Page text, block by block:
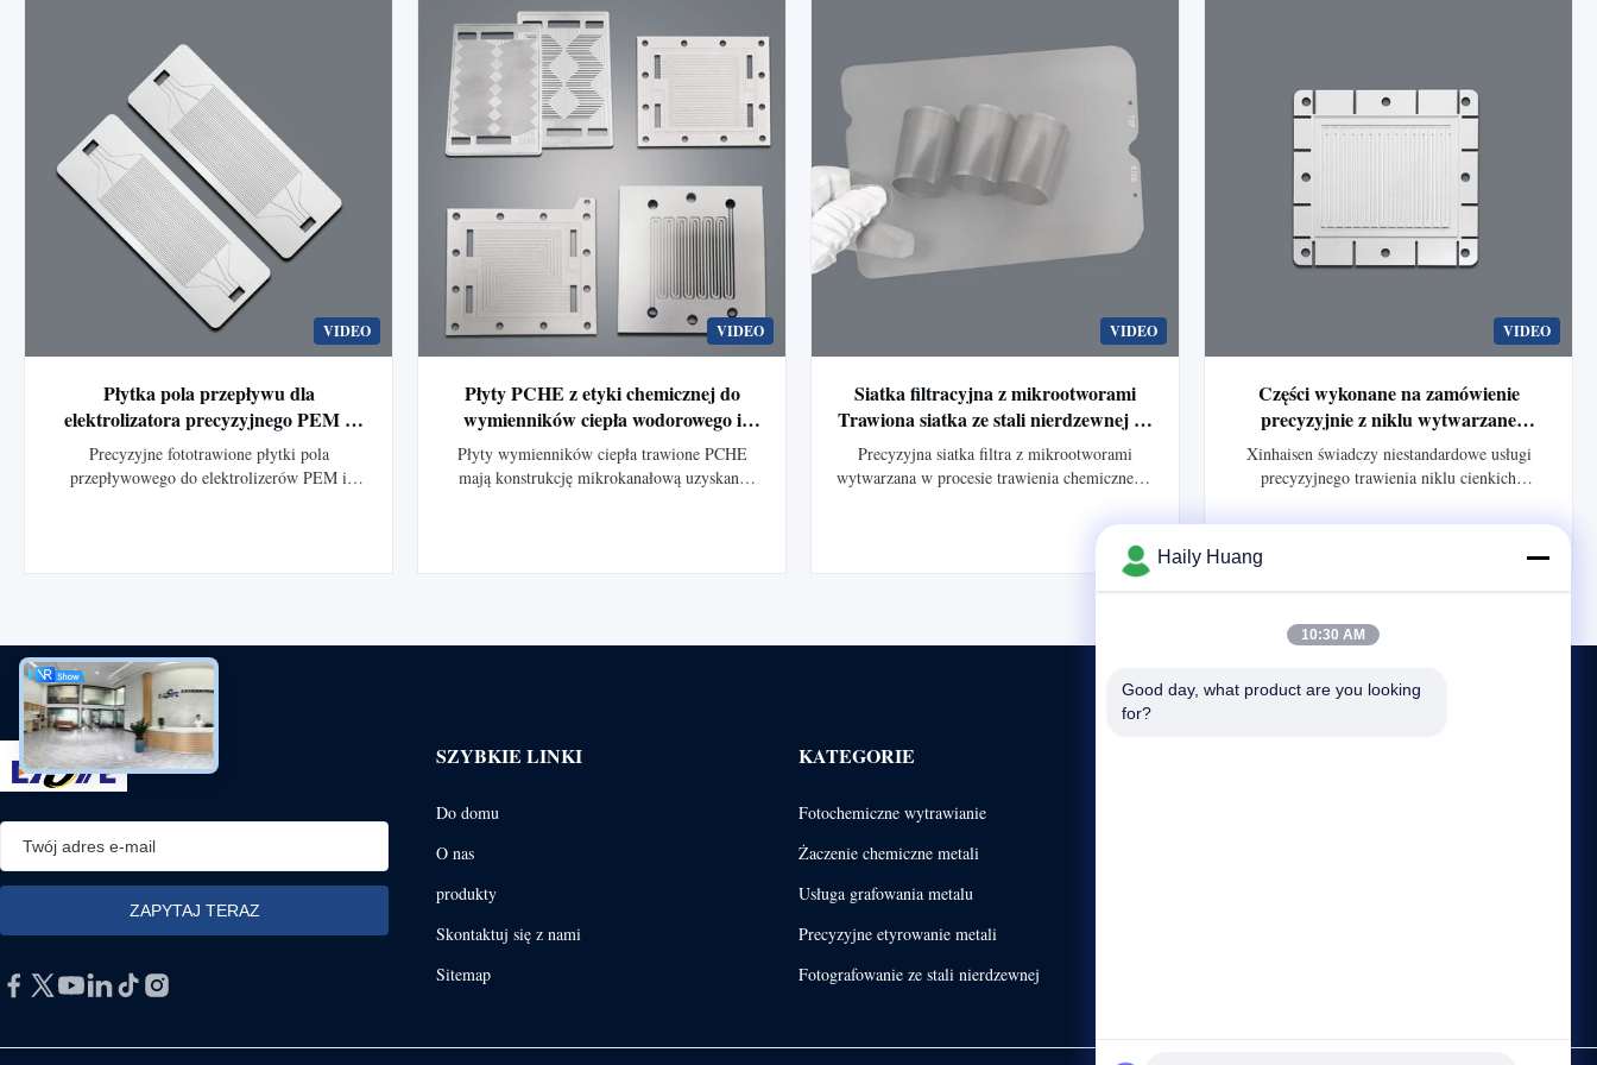
elektronicznych, opakowaniowych i do cięcia
specjalnego
VIDEO
Płytka pola przepływu dla
elektrolizatora precyzyjnego PEM z
fotoetasowanej stali nierdzewnej
Precyzyjne fototrawione płytki pola
przepływowego do elektrolizerów PEM i
VIDEO
Płyty PCHE z etyki chemicznej do
wymienników ciepła wodorowego i
wysokiego ciśnienia
Płyty wymienników ciepła trawione PCHE
mają konstrukcję mikrokanałową uzyskaną
tygodnie i idealnie nadają się do systemów
VIDEO
Siatka filtracyjna z mikrootworami
Trawiona siatka ze stali nierdzewnej do
precyzyjnej filtracji przemysłowej na
zamówienie
Precyzyjna siatka filtra z mikrootworami
wytwarzana w procesie trawienia chemicznego,
apertury, wysoką dokładność i krawędzie
pozbawione zadziorów. Nadaje się do
systemów filtracji cieczy, gazu i ogniw
paliwowych z możliwością dostosowania
VIDEO
Części wykonane na zamówienie
precyzyjnie z niklu wytwarzane
chemicznie wytwórca China
Xinhaisen świadczy niestandardowe usługi
precyzyjnego trawienia niklu cienkich
zadziorów i naprężeń. Produkujemy trawione
części niklowe, podkładki niklowe, folie
niklowe, siatki niklowe oraz komponenty
precyzyjne do elektroniki, urządzeń
medycznych, ogniw paliwowych,
akumulatorów
SZYBKIE LINKI
Do domu
O nas
produkty
Skontaktuj się z nami
Sitemap
KATEGORIE
Fotochemiczne wytrawianie
Żaczenie chemiczne metali
Usługa grafowania metalu
Precyzyjne etyrowanie metali
Fotografowanie ze stali nierdzewnej
Haily Huang
10:30 AM
Good day, what product are you looking
for?